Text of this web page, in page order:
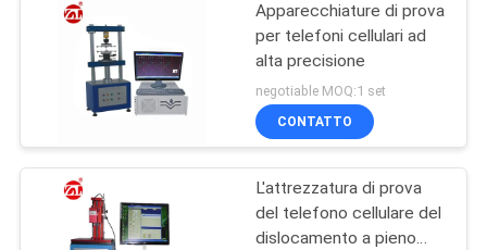
Apparecchiature di prova
per telefoni cellulari ad
alta precisione
negotiable MOQ:1 set
CONTATTO
L'attrezzatura di prova
del telefono cellulare del
dislocamento a pieno